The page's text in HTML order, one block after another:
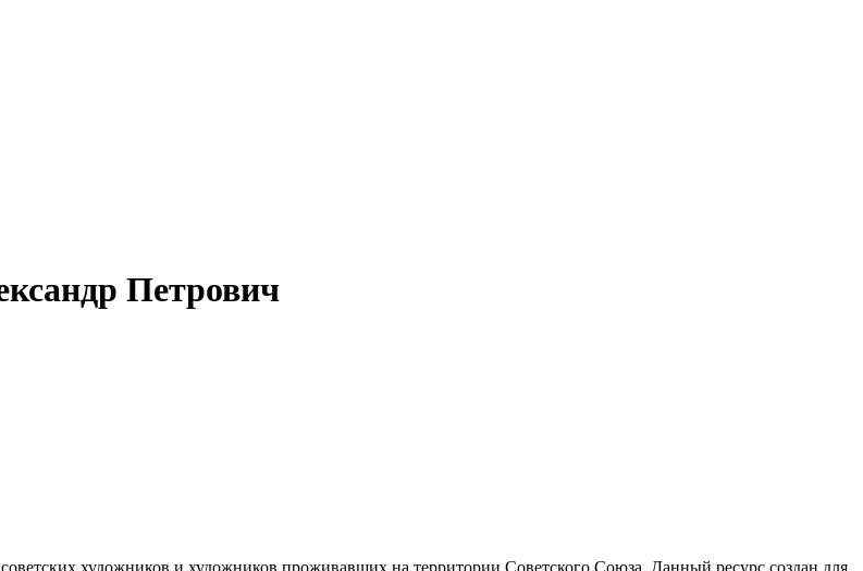
Петрович
художников и художников проживавших на территории Советского Союза. Данный ресурс создан для